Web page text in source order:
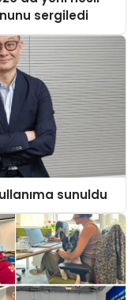
sergiledi
sunuldu